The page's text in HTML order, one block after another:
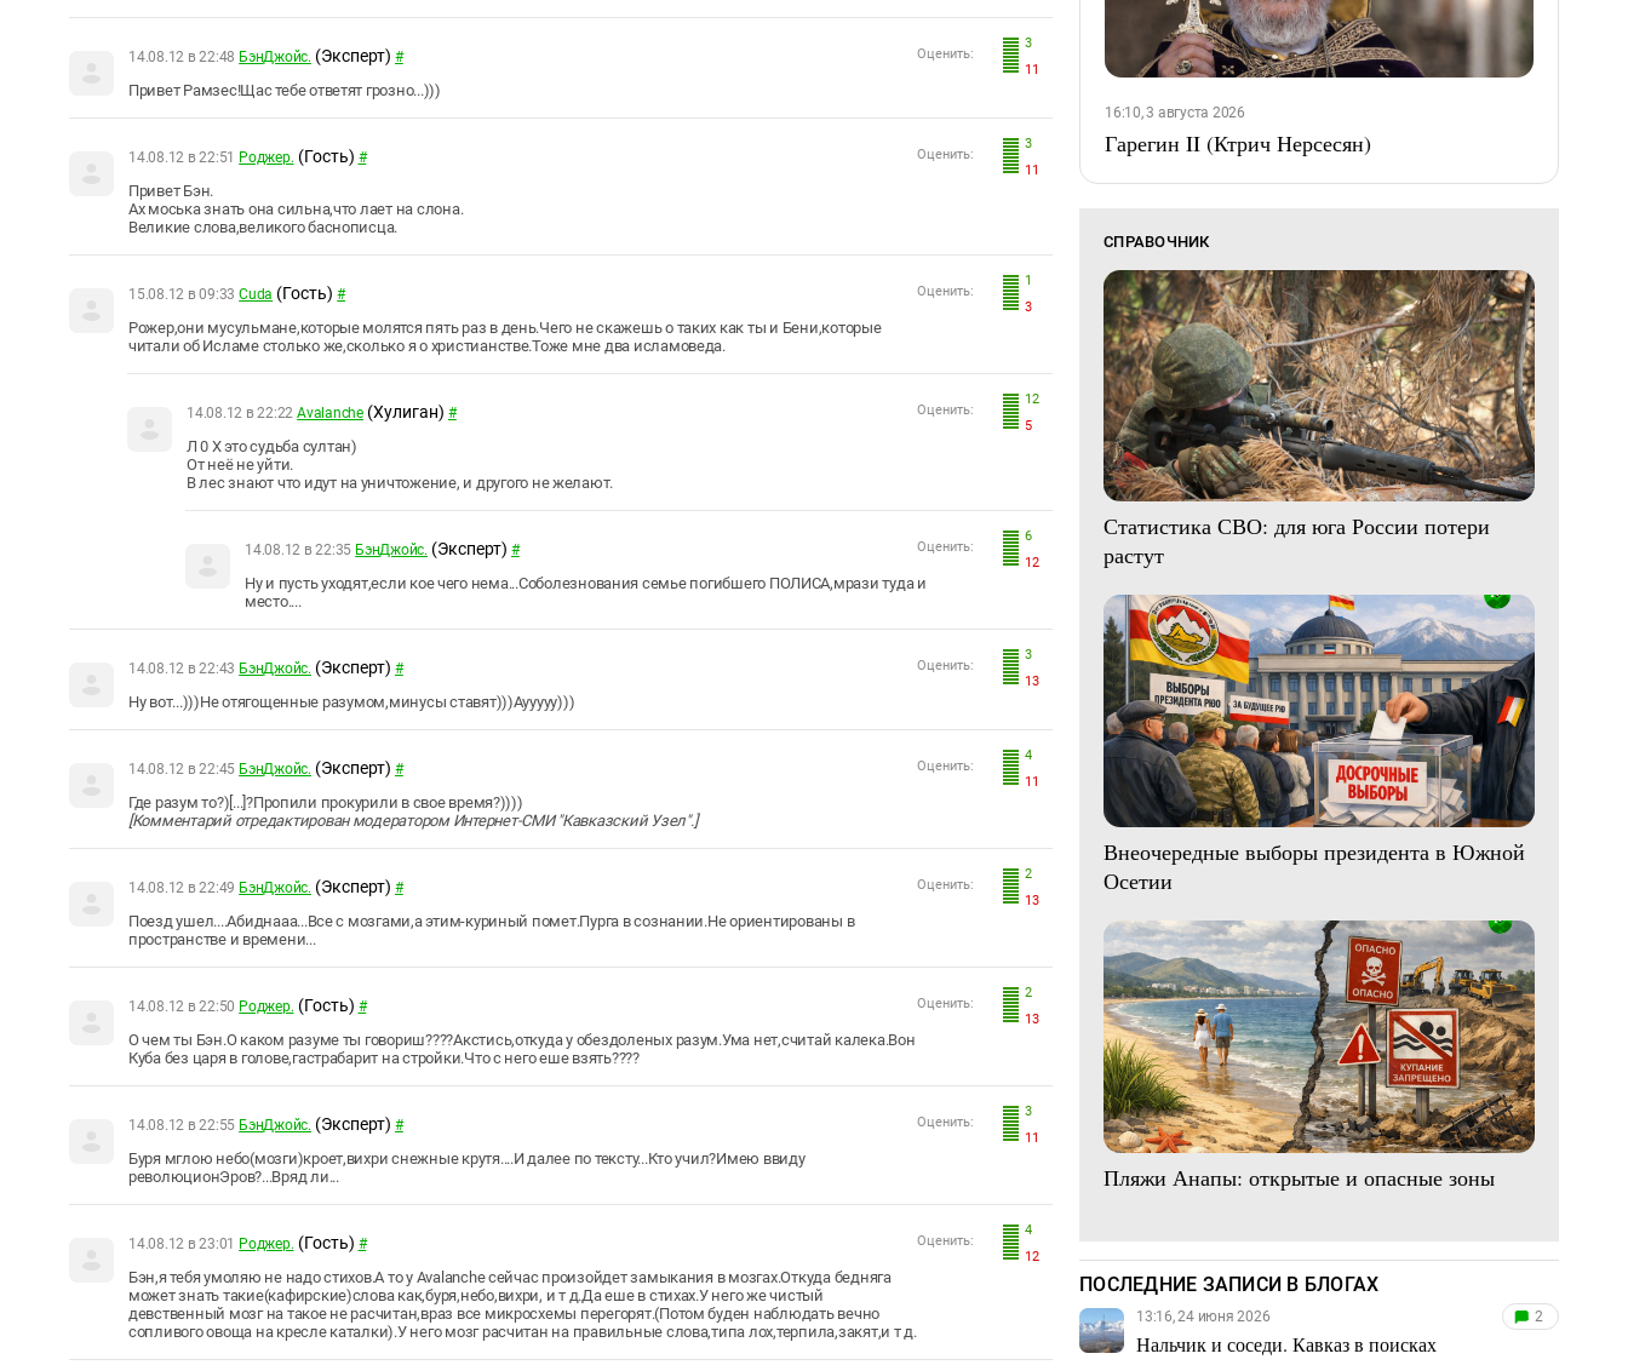
3
11
Оценить:
14.08.12 в 22:48 БэнДжойс. (Эксперт) #
Привет Рамзес!Щас тебе ответят грозно...)))
3
11
Оценить:
14.08.12 в 22:51 Роджер. (Гость) #
Привет Бэн.
Ах моська знать она сильна,что лает на слона.
Великие слова,великого баснописца.
1
3
Оценить:
15.08.12 в 09:33 Cuda (Гость) #
Рожер,они мусульмане,которые молятся пять раз в день.Чего не скажешь о таких как ты и Бени,которые
читали об Исламе столько же,сколько я о христианстве.Тоже мне два исламоведа.
12
5
Оценить:
14.08.12 в 22:22 Avalanche (Хулиган) #
Л 0 Х это судьба султан)
От неё не уйти.
В лес знают что идут на уничтожение, и другого не желают.
6
12
Оценить:
14.08.12 в 22:35 БэнДжойс. (Эксперт) #
Ну и пусть уходят,если кое чего нема...Соболезнования семье погибшего ПОЛИСА,мрази туда и
место....
3
13
Оценить:
14.08.12 в 22:43 БэнДжойс. (Эксперт) #
Ну вот...)))Не отягощенные разумом,минусы ставят)))Аууууу)))
4
11
Оценить:
14.08.12 в 22:45 БэнДжойс. (Эксперт) #
Где разум то?)[...]?Пропили прокурили в свое время?))))
[Комментарий отредактирован модератором Интернет-СМИ "Кавказский Узел".]
2
13
Оценить:
14.08.12 в 22:49 БэнДжойс. (Эксперт) #
Поезд ушел....Абиднааа...Все с мозгами,а этим-куриный помет.Пурга в сознании.Не ориентированы в
пространстве и времени...
2
13
Оценить:
14.08.12 в 22:50 Роджер. (Гость) #
О чем ты Бэн.О каком разуме ты говориш????Акстись,откуда у обездоленых разум.Ума нет,считай калека.Вон
Куба без царя в голове,гастрабарит на стройки.Что с него еше взять????
3
11
Оценить:
14.08.12 в 22:55 БэнДжойс. (Эксперт) #
Буря мглою небо(мозги)кроет,вихри снежные крутя....И далее по тексту...Кто учил?Имею ввиду
революционЭров?...Вряд ли...
4
12
Оценить:
14.08.12 в 23:01 Роджер. (Гость) #
Бэн,я тебя умоляю не надо стихов.А то у Avalanche сейчас произойдет замыкания в мозгах.Откуда бедняга
может знать такие(кафирские)слова как,буря,небо,вихри, и т д.Да еше в стихах.У него же чистый
девственный мозг на такое не расчитан,враз все микросхемы перегорят.(Потом буден наблюдать вечно
сопливого овоща на кресле каталки).У него мозг расчитан на правильные слова,типа лох,терпила,закят,и т д.
16:10, 3 августа 2026
Гарегин II (Ктрич Нерсесян)
СПРАВОЧНИК
Статистика СВО: для юга России потери
растут
Внеочередные выборы президента в Южной
Осетии
Пляжи Анапы: открытые и опасные зоны
ПОСЛЕДНИЕ ЗАПИСИ В БЛОГАХ
13:16, 24 июня 2026
Нальчик и соседи. Кавказ в поисках
2